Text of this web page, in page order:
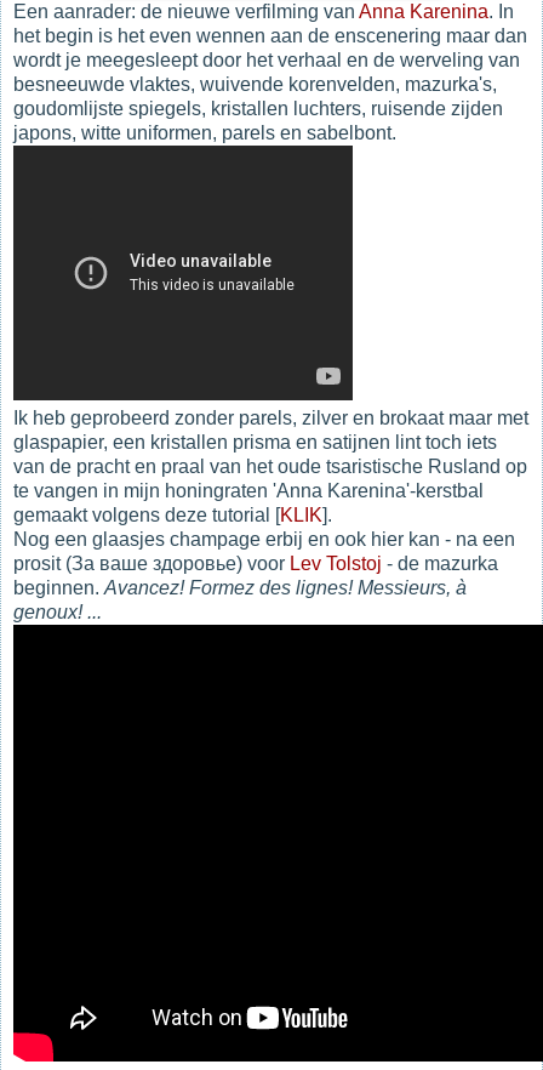
Een aanrader: de nieuwe verfilming van Anna Karenina. In
het begin is het even wennen aan de enscenering maar dan
wordt je meegesleept door het verhaal en de werveling van
besneeuwde vlaktes, wuivende korenvelden, mazurka's,
goudomlijste spiegels, kristallen luchters, ruisende zijden
japons, witte uniformen, parels en sabelbont.
Ik heb geprobeerd zonder parels, zilver en brokaat maar met
glaspapier, een kristallen prisma en satijnen lint toch iets
van de pracht en praal van het oude tsaristische Rusland op
te vangen in mijn honingraten 'Anna Karenina'-kerstbal
gemaakt volgens deze tutorial [
KLIK ].
Nog een glaasjes champage erbij en ook hier kan - na een
prosit (За ваше здоровье) voor Lev Tolstoj - de mazurka
beginnen.Avancez! Formez des lignes! Messieurs, à
genoux! ...